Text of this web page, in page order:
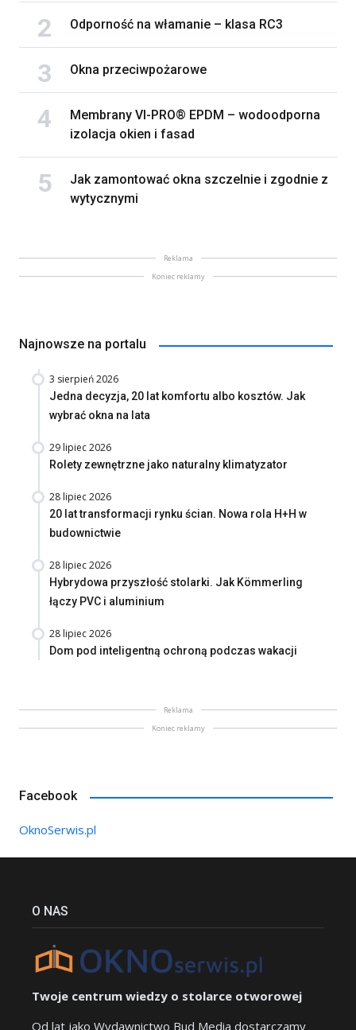
Odporność na włamanie – klasa RC3
Okna przeciwpożarowe
Membrany VI-PRO® EPDM – wodoodporna
izolacja okien i fasad
Jak zamontować okna szczelnie i zgodnie z
wytycznymi
Reklama
Koniec reklamy
Najnowsze na portalu
3 sierpień 2026
Jedna decyzja, 20 lat komfortu albo kosztów. Jak
wybrać okna na lata
29 lipiec 2026
Rolety zewnętrzne jako naturalny klimatyzator
28 lipiec 2026
20 lat transformacji rynku ścian. Nowa rola H+H w
budownictwie
28 lipiec 2026
Hybrydowa przyszłość stolarki. Jak Kömmerling
łączy PVC i aluminium
28 lipiec 2026
Dom pod inteligentną ochroną podczas wakacji
Reklama
Koniec reklamy
Facebook
OknoSerwis.pl
O NAS
Twoje centrum wiedzy o stolarce otworowej
Od lat jako Wydawnictwo Bud Media dostarczamy